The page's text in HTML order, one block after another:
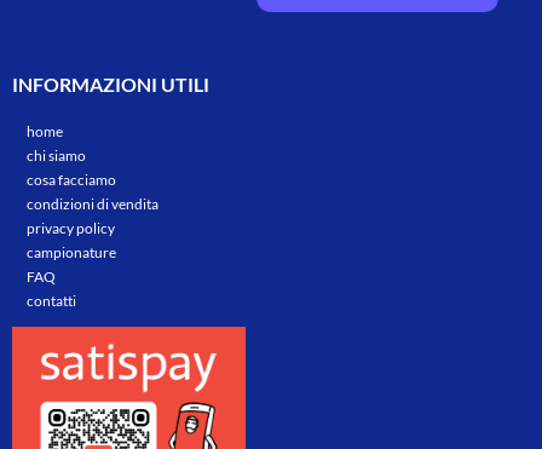
INFORMAZIONI UTILI
home
chi siamo
cosa facciamo
condizioni di vendita
privacy policy
campionature
FAQ
contatti